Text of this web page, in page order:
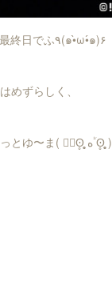
本日『fam fiction 』最終日でふ٩(๑•̀ω•́๑)۶
めずらしく、
でもいつも通りあっっとゆ〜ま( ؕؔʘ̥̥̥̥ ه ؔؕʘ̥̥̥̥ )